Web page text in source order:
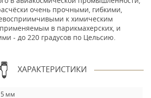
очень прочными, гибкими,
к химическим
в парикмахерских, и
- до 220 градусов по Цельсию.
ХАРАКТЕРИСТИКИ
мм